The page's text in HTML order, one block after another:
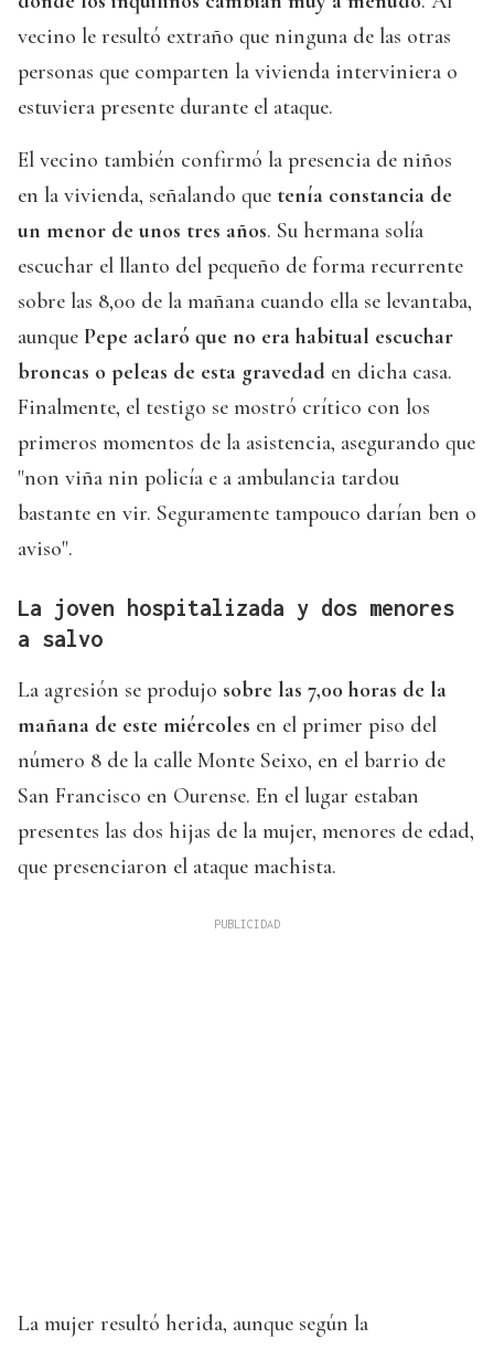
vecino le resultó extraño que ninguna de las otras
personas que comparten la vivienda interviniera o
estuviera presente durante el ataque.
El vecino también confirmó la presencia de niños
en la vivienda, señalando que tenía constancia de
un menor de unos tres años. Su hermana solía
escuchar el llanto del pequeño de forma recurrente
sobre las 8,00 de la mañana cuando ella se levantaba,
aunque Pepe aclaró que no era habitual escuchar
broncas o peleas de esta gravedad en dicha casa.
Finalmente, el testigo se mostró crítico con los
primeros momentos de la asistencia, asegurando que
"non viña nin policía e a ambulancia tardou
bastante en vir. Seguramente tampouco darían ben o
aviso".
La joven hospitalizada y dos menores
a salvo
La agresión se produjo sobre las 7,00 horas de la
mañana de este miércoles en el primer piso del
número 8 de la calle Monte Seixo, en el barrio de
San Francisco en Ourense. En el lugar estaban
presentes las dos hijas de la mujer, menores de edad,
que presenciaron el ataque machista.
La mujer resultó herida, aunque según la